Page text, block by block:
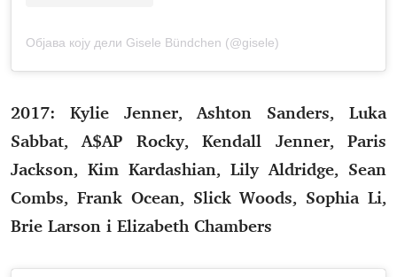
Објава коју дели Gisele Bündchen (@gisele)
2017: Kylie Jenner, Ashton Sanders, Luka
Sabbat, A$AP Rocky, Kendall Jenner, Paris
Jackson, Kim Kardashian, Lily Aldridge, Sean
Combs, Frank Ocean, Slick Woods, Sophia Li,
Brie Larson i Elizabeth Chambers